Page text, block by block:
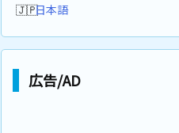
日本語
広告/AD